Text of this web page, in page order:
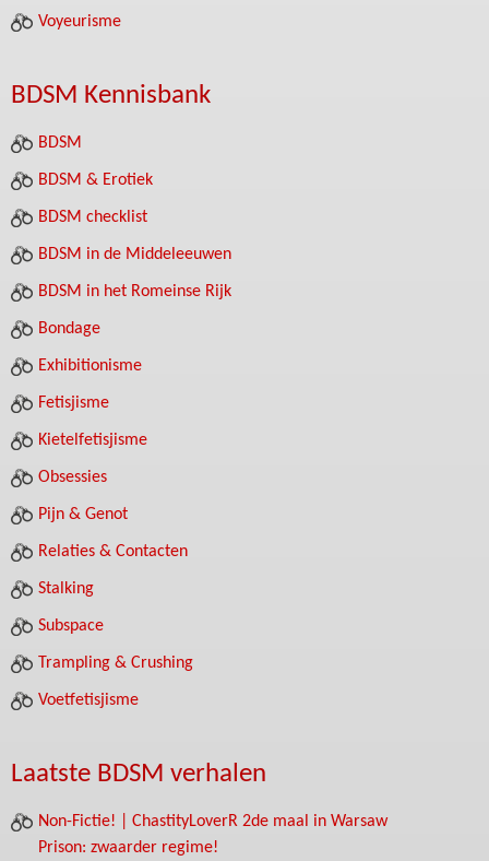
Voyeurisme
BDSM Kennisbank
BDSM
BDSM & Erotiek
BDSM checklist
BDSM in de Middeleeuwen
BDSM in het Romeinse Rijk
Bondage
Exhibitionisme
Fetisjisme
Kietelfetisjisme
Obsessies
Pijn & Genot
Relaties & Contacten
Stalking
Subspace
Trampling & Crushing
Voetfetisjisme
Laatste BDSM verhalen
Non-Fictie! | ChastityLoverR 2de maal in Warsaw
Prison: zwaarder regime!